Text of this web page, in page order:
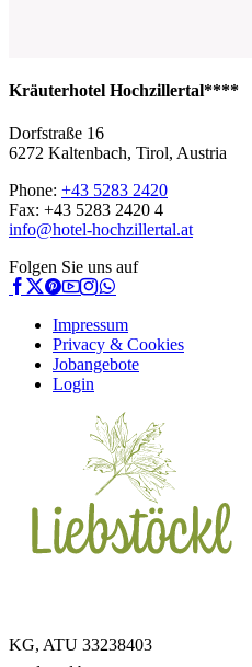
Kräuterhotel Hochzillertal****
Dorfstraße 16
6272 Kaltenbach, Tirol, Austria
Phone: +43 5283 2420
Fax: +43 5283 2420 4
info@hotel-hochzillertal.at
Folgen Sie uns auf
Impressum
Privacy & Cookies
Jobangebote
Login
KG, ATU 33238403